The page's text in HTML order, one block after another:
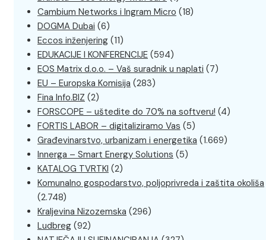
Cambium Networks i Ingram Micro (18)
DOGMA Dubai (6)
Eccos inženjering (11)
EDUKACIJE I KONFERENCIJE (594)
EOS Matrix d.o.o. – Vaš suradnik u naplati (7)
EU – Europska Komisija (283)
Fina Info.BIZ (2)
FORSCOPE – uštedite do 70% na softveru! (4)
FORTIS LABOR – digitaliziramo Vas (5)
Građevinarstvo, urbanizam i energetika (1.669)
Innerga – Smart Energy Solutions (5)
KATALOG TVRTKI (2)
Komunalno gospodarstvo, poljoprivreda i zaštita okoliša
(2.748)
Kraljevina Nizozemska (296)
Ludbreg (92)